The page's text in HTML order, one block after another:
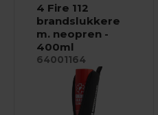
4 Fire 112
brandslukkere
m. neopren -
400ml
64001164